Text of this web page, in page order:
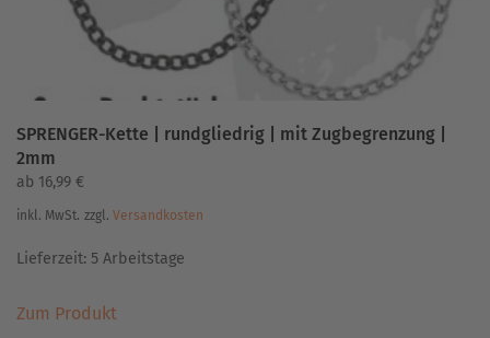
SPRENGER-Kette | rundgliedrig | mit Zugbegrenzung |
2mm
ab 16,99 €
inkl. MwSt. zzgl. Versandkosten
Lieferzeit: 5 Arbeitstage
Zum ProduktProdukt